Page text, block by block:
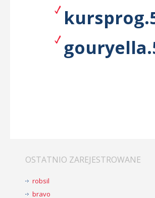
OSTATNIO ZAREJESTROWANE
robsil
bravo